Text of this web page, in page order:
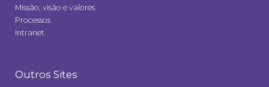
Missão, visão e valores
Processos
Intranet
Outros Sites